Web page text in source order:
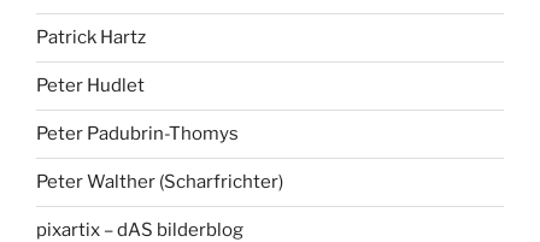
Patrick Hartz
Peter Hudlet
Peter Padubrin-Thomys
Peter Walther (Scharfrichter)
pixartix – dAS bilderblog